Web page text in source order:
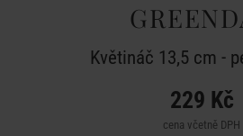
Květináč 13,5 cm -
229 Kč
cena včetně DPH